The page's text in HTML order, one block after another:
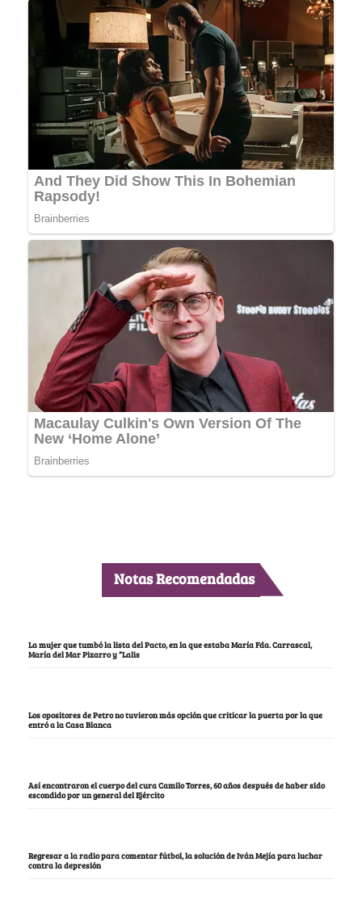
Notas Recomendadas
La mujer que tumbó la lista del Pacto, en la que estaba María Fda. Carrascal,
María del Mar Pizarro y “Lalis
Los opositores de Petro no tuvieron más opción que criticar la puerta por la que
entró a la Casa Blanca
Así encontraron el cuerpo del cura Camilo Torres, 60 años después de haber sido
escondido por un general del Ejército
Regresar a la radio para comentar fútbol, la solución de Iván Mejía para luchar
contra la depresión